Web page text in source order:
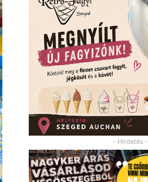
- Hirdetés -